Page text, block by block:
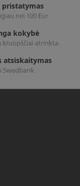
pristatymas
nei 100 Eur
kokybė
kruopščiai atrinkta
atsiskaitymas
Swedbank